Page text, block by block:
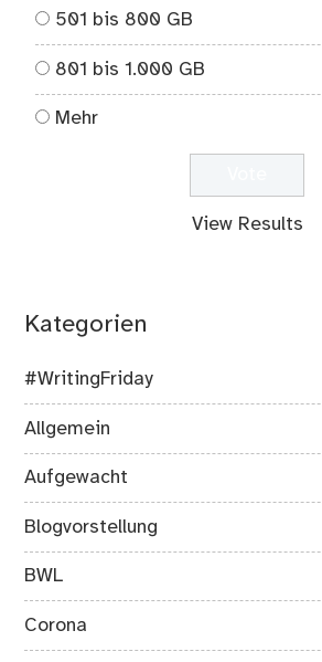
501 bis 800 GB
801 bis 1.000 GB
Mehr
View Results
Kategorien
#WritingFriday
Allgemein
Aufgewacht
Blogvorstellung
BWL
Corona